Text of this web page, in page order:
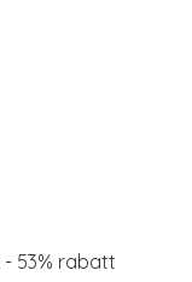
- 53% rabatt